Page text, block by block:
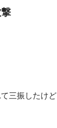
三振したけど